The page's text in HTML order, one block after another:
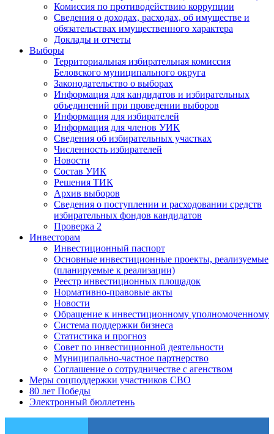
Комиссия по противодействию коррупции
Сведения о доходах, расходах, об имуществе и
обязательствах имущественного характера
Доклады и отчеты
Выборы
Территориальная избирательная комиссия
Беловского муниципального округа
Законодательство о выборах
Информация для кандидатов и избирательных
объединений при проведении выборов
Информация для избирателей
Информация для членов УИК
Сведения об избирательных участках
Численность избирателей
Новости
Состав УИК
Решения ТИК
Архив выборов
Сведения о поступлении и расходовании средств
избирательных фондов кандидатов
Проверка 2
Инвесторам
Инвестиционный паспорт
Основные инвестиционные проекты, реализуемые
(планируемые к реализации)
Реестр инвестиционных площадок
Нормативно-правовые акты
Новости
Обращение к инвестиционному уполномоченному
Система поддержки бизнеса
Статистика и прогноз
Совет по инвестиционной деятельности
Муниципально-частное партнерство
Соглашение о сотрудничестве с агенством
Меры соцподдержки участников СВО
80 лет Победы
Электронный бюллетень